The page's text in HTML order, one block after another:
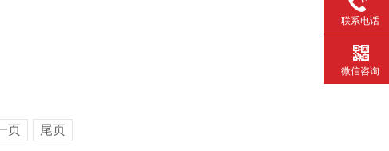
页 尾页
联系电话
微信咨询